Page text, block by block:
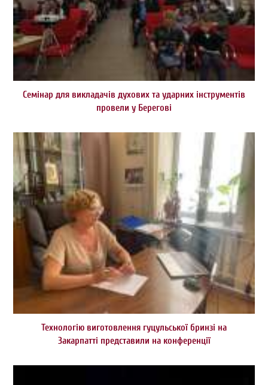
Семінар для викладачів духових та ударних інструментів
провели у Берегові
Технологію виготовлення гуцульської бринзі на
Закарпатті представили на конференції